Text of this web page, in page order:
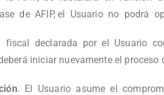
de AFIP, el Usuario no podrá
declarada por el Usuario
iniciar nuevamente el proceso
. El Usuario asume el